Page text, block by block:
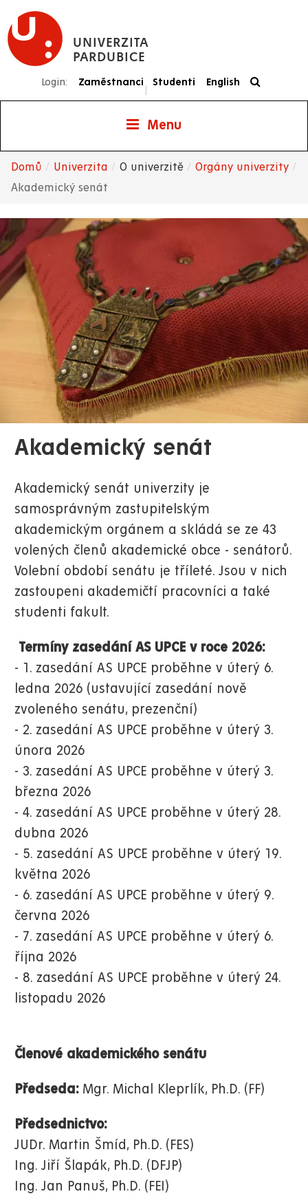
Přejít
hlavnímu
UNIVERZITA
PARDUBICE
Login: Zaměstnanci
|
Studenti English
Menu
Drobečková
navigace
Domů Univerzita O univerzitě
Orgány univerzity
Akademický senát
Akademický senát
Akademický senát univerzity je
samosprávným zastupitelským
akademickým orgánem a skládá se ze 43
volených členů akademické obce - senátorů.
Volební období senátu je tříleté. Jsou v nich
zastoupeni akademičtí pracovníci a také
studenti fakult.
Termíny zasedání AS UPCE v roce 2026:
- 1. zasedání AS UPCE proběhne v úterý 6.
ledna 2026 (ustavující zasedání nově
zvoleného senátu, prezenční)
- 2. zasedání AS UPCE proběhne v úterý 3.
února 2026
- 3. zasedání AS UPCE proběhne v úterý 3.
března 2026
- 4. zasedání AS UPCE proběhne v úterý 28.
dubna 2026
- 5. zasedání AS UPCE proběhne v úterý 19.
května 2026
- 6. zasedání AS UPCE proběhne v úterý 9.
června 2026
- 7. zasedání AS UPCE proběhne v úterý 6.
října 2026
- 8. zasedání AS UPCE proběhne v úterý 24.
listopadu 2026
Členové akademického senátu
Předseda: Mgr. Michal Kleprlík, Ph.D. (FF)
Předsednictvo:
​JUDr. Martin Šmíd, Ph.D. (FES)
Ing. Jiří Šlapák, Ph.D. (DFJP)
Ing. Jan Panuš, Ph.D. (FEI)